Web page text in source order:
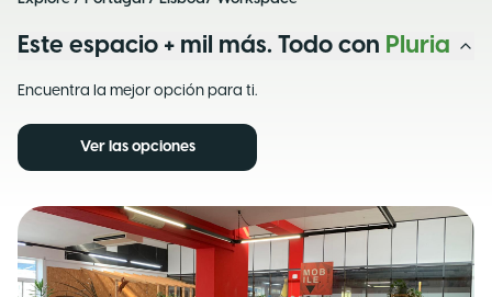
Este espacio + mil más. Todo con Pluria
Encuentra la mejor opción para ti.
Ver las opciones